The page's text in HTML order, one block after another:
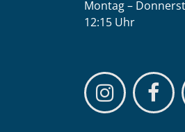
Montag –
12:15 Uhr